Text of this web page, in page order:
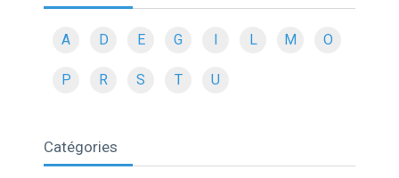
A D E G L M O
P R S T U
Catégories